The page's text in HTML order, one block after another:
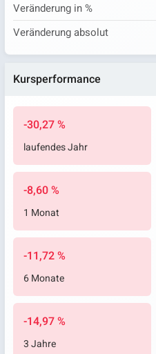
Veränderung in %
Veränderung absolut
Kursperformance
-30,27 %
laufendes Jahr
-8,60 %
1 Monat
-11,72 %
6 Monate
-14,97 %
3 Jahre